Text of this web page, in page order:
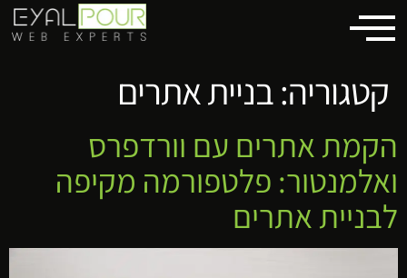
לתוכן
קטגוריה:בניית אתרים
הקמת אתרים עם וורדפרס
ואלמנטור: פלטפורמה מקיפה
לבניית אתרים